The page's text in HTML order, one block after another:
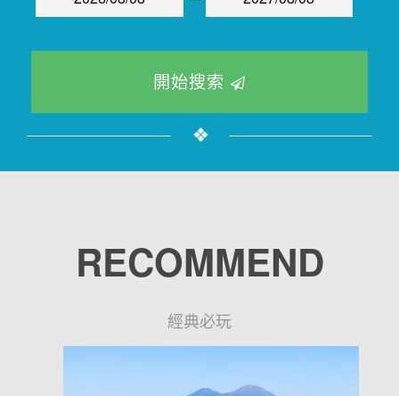
開始搜索
RECOMMEND
經典必玩